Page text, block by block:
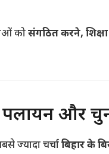
कोसंगठित करने,
पलायन और
ज्यादा चर्चाबिहार के